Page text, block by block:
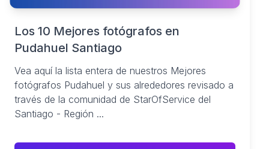
Los 10 Mejores fotógrafos en
Pudahuel Santiago
Vea aquí la lista entera de nuestros Mejores
fotógrafos Pudahuel y sus alrededores revisado a
través de la comunidad de StarOfService del
Santiago - Región ...